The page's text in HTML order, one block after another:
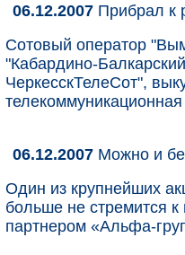
06.12.2007 Прибрал к
Сотовый оператор
"Кабардино-
ЧеркесскТелеСот",
06.12.2007 Можно и
Один из крупнейших
больше не стремится
партнером «Альфа-